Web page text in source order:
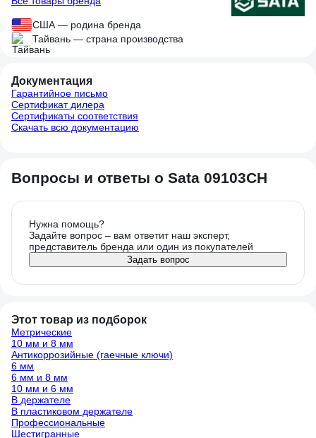
США — родина бренда
Тайвань — страна производства
Документация
Гарантийное письмо
Сертификат дилера
Сертификаты соответствия
Скачать всю документацию
Вопросы и ответы о Sata 09103CH
Нужна помощь?
Задайте вопрос – вам ответит наш эксперт,
представитель бренда или один из покупателей
Задать вопрос
Этот товар из подборок
Метрические
10 мм и 8 мм
Антикоррозийные (гаечные ключи)
6 мм
6 мм и 8 мм
10 мм и 6 мм
В держателе
В пластиковом держателе
Профессиональные
Шестигранные